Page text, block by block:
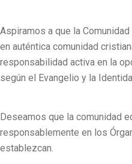
Aspiramos a que la
en auténtica comunidad
responsabilidad activa en la
según el Evangelio y la
Deseamos que la comunidad
responsablemente en los
establezcan.